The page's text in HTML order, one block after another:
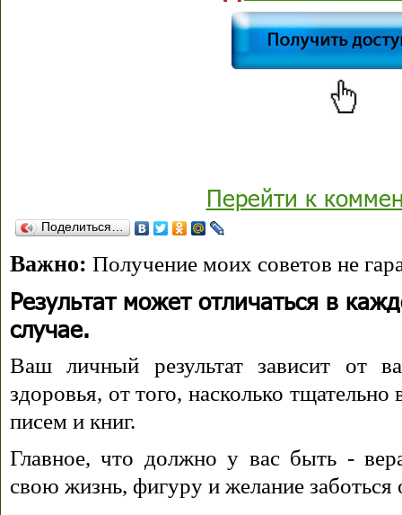
Перейти к
Поделиться…
Важно: Получение моих советов не
Результат может отличаться в
случае.
Ваш личный результат зависит от
здоровья, от того, насколько
писем и книг.
Главное, что должно у вас быть -
свою жизнь, фигуру и желание заботься